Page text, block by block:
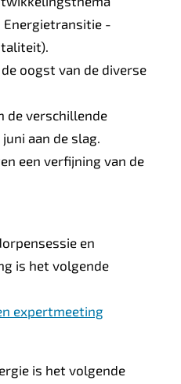
Energietransitie -
oogst van de diverse
de verschillende
aan de slag.
een verfijning van de
en
is het volgende
expertmeeting
is het volgende